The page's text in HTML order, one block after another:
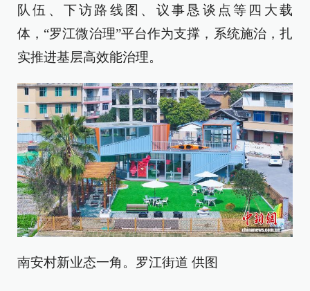
队伍、下访路线图、议事恳谈点等四大载
体，“罗江微治理”平台作为支撑，系统施治，扎
实推进基层高效能治理。
南安村新业态一角。罗江街道 供图